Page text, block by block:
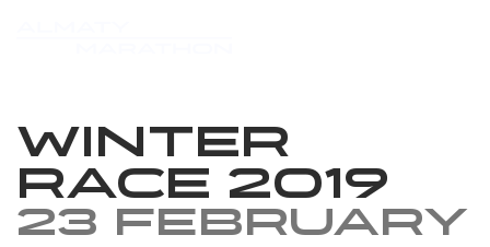
Winter
race 2019
23 February